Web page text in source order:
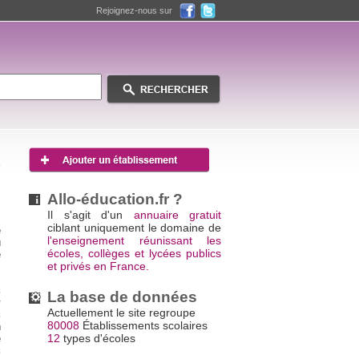
Rejoignez-nous sur
Allo-éducation.fr ?
Il s'agit d'un annuaire gratuit
ciblant uniquement le domaine de
l'enseignement réunissant les
écoles, collèges et lycées publics
et privés en France.
La base de données
Actuellement le site regroupe
80008 Établissements scolaires
12 types d'écoles